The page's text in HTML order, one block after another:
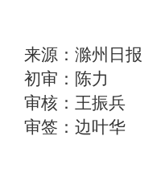
来源：滁州日报
初审：陈力
审核：王振兵
审签：边叶华